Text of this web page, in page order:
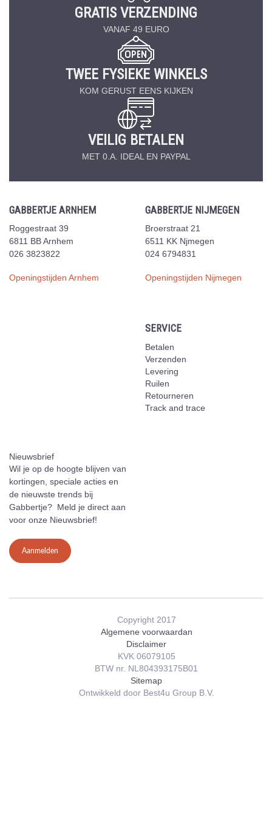
GRATIS VERZENDING
VANAF 49 EURO
TWEE FYSIEKE WINKELS
KOM GERUST EENS KIJKEN
VEILIG BETALEN
MET 0.A. IDEAL EN PAYPAL
GABBERTJE ARNHEM
Roggestraat 39
6811 BB Arnhem
026 3823822
Openingstijden Arnhem
GABBERTJE NIJMEGEN
Broerstraat 21
6511 KK Njmegen
024 6794831
Openingstijden Nijmegen
SERVICE
Betalen
Verzenden
Levering
Ruilen
Retourneren
Track and trace
Nieuwsbrief
Wil je op de hoogte blijven van
kortingen, speciale acties en
de nieuwste trends bij
Gabbertje? Meld je direct aan
voor onze Nieuwsbrief!
Aanmelden
Copyright 2017
Algemene voorwaardan
Disclaimer
KVK 06079105
BTW nr. NL804393175B01
Sitemap
Ontwikkeld door Best4u Group B.V.